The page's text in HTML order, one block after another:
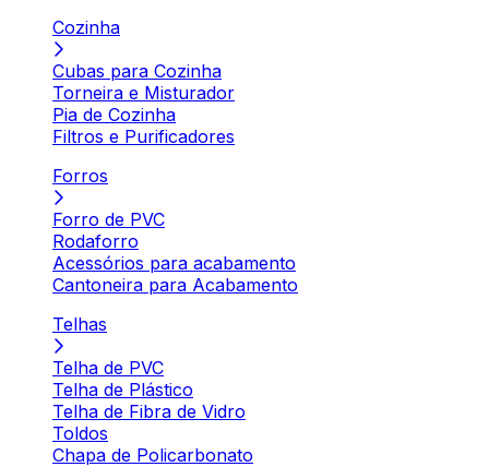
Cozinha
Cubas para Cozinha
Torneira e Misturador
Pia de Cozinha
Filtros e Purificadores
Forros
Forro de PVC
Rodaforro
Acessórios para acabamento
Cantoneira para Acabamento
Telhas
Telha de PVC
Telha de Plástico
Telha de Fibra de Vidro
Toldos
Chapa de Policarbonato